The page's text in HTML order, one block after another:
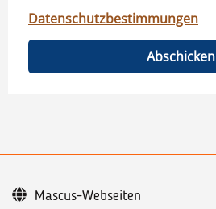
Datenschutzbestimmungen
Abschicken
Mascus-Webseiten